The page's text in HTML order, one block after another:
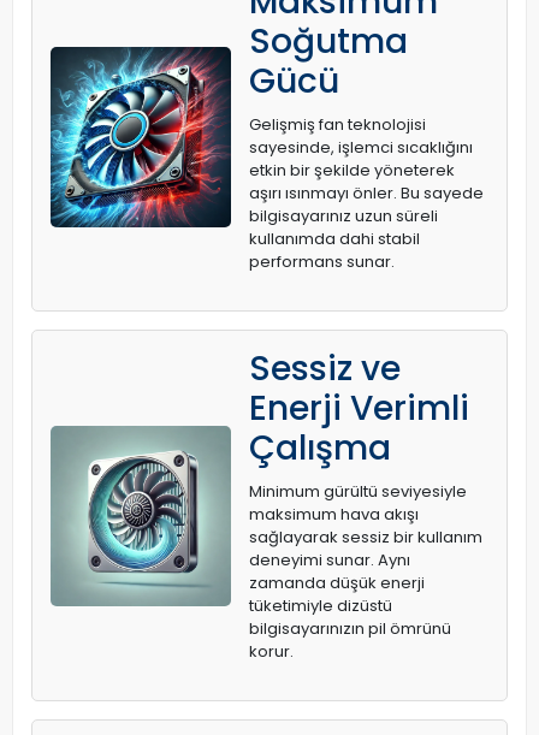
Soğutma
Gücü
Gelişmiş fan teknolojisi
sayesinde, işlemci sıcaklığını
etkin bir şekilde yöneterek
aşırı ısınmayı önler. Bu sayede
bilgisayarınız uzun süreli
kullanımda dahi stabil
performans sunar.
Sessiz ve
Enerji Verimli
Çalışma
Minimum gürültü seviyesiyle
maksimum hava akışı
sağlayarak sessiz bir kullanım
deneyimi sunar. Aynı
zamanda düşük enerji
tüketimiyle dizüstü
bilgisayarınızın pil ömrünü
korur.